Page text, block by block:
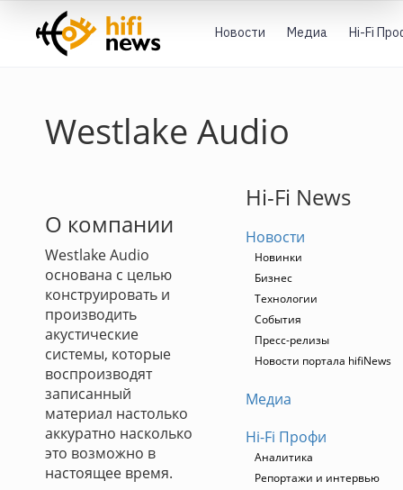
Новости Медиа Hi-Fi
Westlake Audio
О компании
Westlake Audio
основана с целью
конструировать и
производить
акустические
системы, которые
воспроизводят
записанный
материал настолько
аккуратно насколько
это возможно в
настоящее время.
Hi-Fi News
Новости
Новинки
Бизнес
Технологии
События
Пресс-релизы
Новости портала hifiNews
Медиа
Hi-Fi Профи
Аналитика
Репортажи и интервью